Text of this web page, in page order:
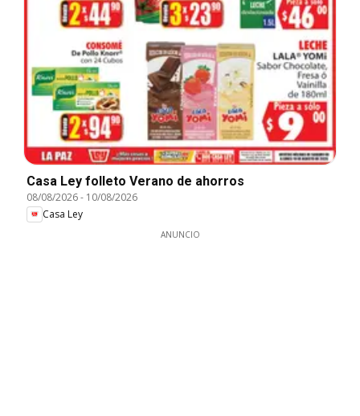
Casa Ley folleto Verano de ahorros
08/08/2026- 10/08/2026
Casa Ley
ANUNCIO